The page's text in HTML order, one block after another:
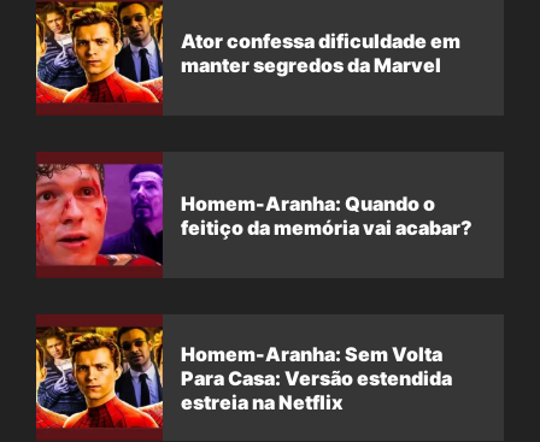
Ator confessa dificuldade em
manter segredos da Marvel
Homem-Aranha: Quando o
feitiço da memória vai acabar?
Homem-Aranha: Sem Volta
Para Casa: Versão estendida
estreia na Netflix